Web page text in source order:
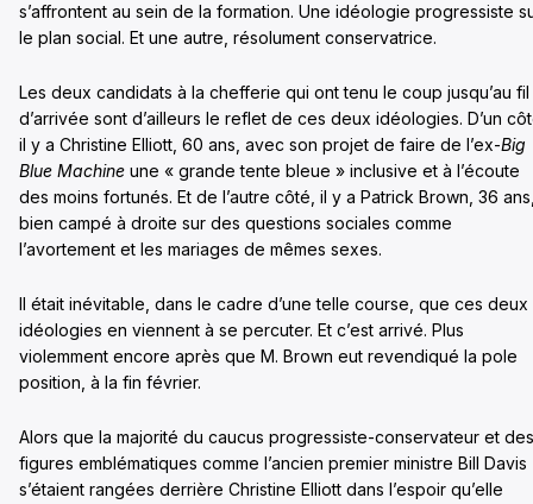
s’affrontent au sein de la formation. Une idéologie progressiste
le plan social. Et une autre, résolument conservatrice.
Les deux candidats à la chefferie qui ont tenu le coup jusqu’au fil
d’arrivée sont d’ailleurs le reflet de ces deux idéologies. D’un
il y a Christine Elliott, 60 ans, avec son projet de faire de l’ex-Big
Blue Machine une « grande tente bleue » inclusive et à l’écoute
des moins fortunés. Et de l’autre côté, il y a Patrick Brown, 36
bien campé à droite sur des questions sociales comme
l’avortement et les mariages de mêmes sexes.
Il était inévitable, dans le cadre d’une telle course, que ces deux
idéologies en viennent à se percuter. Et c’est arrivé. Plus
violemment encore après que M. Brown eut revendiqué la pole
position, à la fin février.
Alors que la majorité du caucus progressiste-conservateur et des
figures emblématiques comme l’ancien premier ministre Bill Davis
s’étaient rangées derrière Christine Elliott dans l’espoir qu’elle